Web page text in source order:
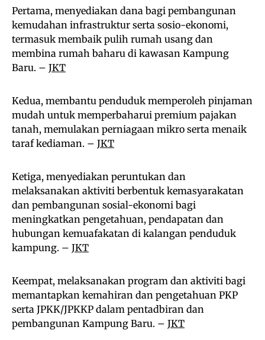
Pertama, menyediakan dana bagi pembangunan
kemudahan infrastruktur serta sosio-ekonomi,
termasuk membaik pulih rumah usang dan
membina rumah baharu di kawasan Kampung
Baru. – JKT
Kedua, membantu penduduk memperoleh pinjaman
mudah untuk memperbaharui premium pajakan
tanah, memulakan perniagaan mikro serta menaik
taraf kediaman. – JKT
Ketiga, menyediakan peruntukan dan
melaksanakan aktiviti berbentuk kemasyarakatan
dan pembangunan sosial-ekonomi bagi
meningkatkan pengetahuan, pendapatan dan
hubungan kemuafakatan di kalangan penduduk
kampung. – JKT
Keempat, melaksanakan program dan aktiviti bagi
memantapkan kemahiran dan pengetahuan PKP
serta JPKK/JPKKP dalam pentadbiran dan
pembangunan Kampung Baru. – JKT